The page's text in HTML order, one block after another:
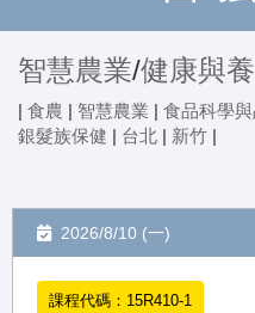
智慧農業/健康與
| 食農 | 智慧農業 | 食品科學
銀髮族保健 | 台北 | 新竹 |
2026/8/10 (一)
課程代碼：15R410-1